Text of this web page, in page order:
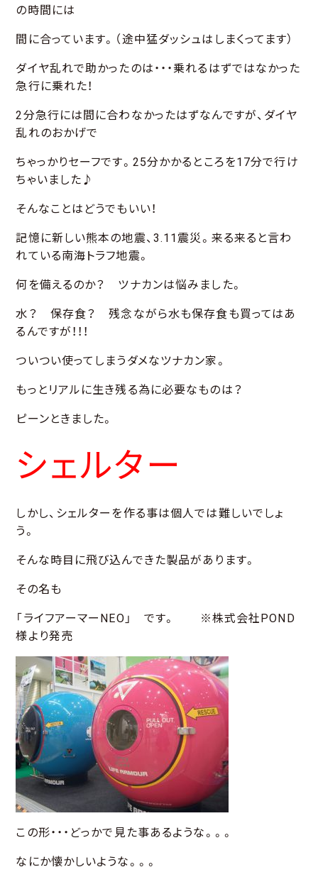
の時間には
間に合っています。（途中猛ダッシュはしまくってます）
ダイヤ乱れで助かったのは・・・乗れるはずではなかった
急行に乗れた！
2分急行には間に合わなかったはずなんですが、ダイヤ
乱れのおかげで
ちゃっかりセーフです。25分かかるところを17分で行け
ちゃいました♪
そんなことはどうでもいい！
記憶に新しい熊本の地震、3.11震災。来る来ると言わ
れている南海トラフ地震。
何を備えるのか？ ツナカンは悩みました。
水？ 保存食？ 残念ながら水も保存食も買ってはあ
るんですが！！！
ついつい使ってしまうダメなツナカン家。
もっとリアルに生き残る為に必要なものは？
ピーンときました。
シェルター
しかし、シェルターを作る事は個人では難しいでしょ
う。
そんな時目に飛び込んできた製品があります。
その名も
「ライフアーマーNEO」 です。 ※株式会社POND
様より発売
この形・・・どっかで見た事あるような。。。
なにか懐かしいような。。。